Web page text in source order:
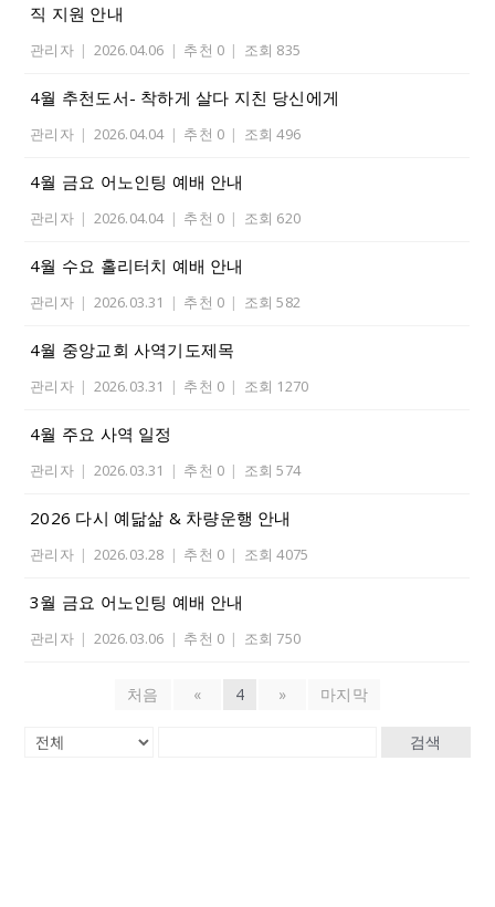
직 지원 안내
관리자 | 2026.04.06 | 추천 0 | 조회 835
4월 추천도서- 착하게 살다 지친 당신에게
관리자 | 2026.04.04 | 추천 0 | 조회 496
4월 금요 어노인팅 예배 안내
관리자 | 2026.04.04 | 추천 0 | 조회 620
4월 수요 홀리터치 예배 안내
관리자 | 2026.03.31 | 추천 0 | 조회 582
4월 중앙교회 사역기도제목
관리자 | 2026.03.31 | 추천 0 | 조회 1270
4월 주요 사역 일정
관리자 | 2026.03.31 | 추천 0 | 조회 574
2026 다시 예닮삶 & 차량운행 안내
관리자 | 2026.03.28 | 추천 0 | 조회 4075
3월 금요 어노인팅 예배 안내
관리자 | 2026.03.06 | 추천 0 | 조회 750
처음 « 4 » 마지막
검색